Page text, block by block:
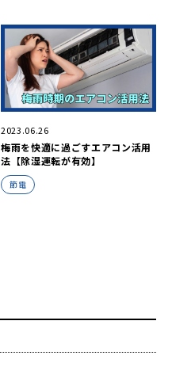
2023.06.26
梅雨を快適に過ごすエアコン活用
法【除湿運転が有効】
節電